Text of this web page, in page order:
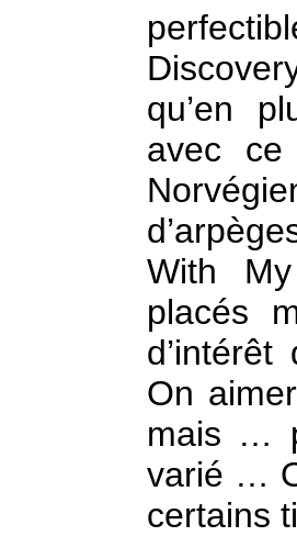
qu’en
avec ce
With
placés
On
mais …
varié …
certains